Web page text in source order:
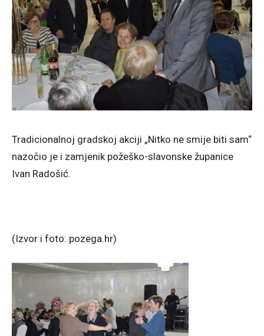
Tradicionalnoj gradskoj akciji „Nitko ne smije biti sam“
nazočio je i zamjenik požeško-slavonske županice
Ivan Radošić.
(Izvor i foto: pozega.hr)